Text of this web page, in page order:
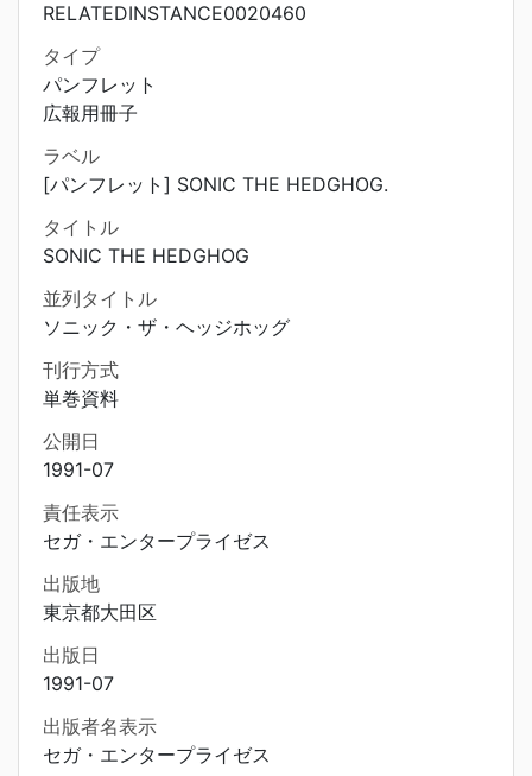
RELATEDINSTANCE0020460
タイプ
パンフレット
広報用冊子
ラベル
[パンフレット] SONIC THE HEDGHOG.
タイトル
SONIC THE HEDGHOG
並列タイトル
ソニック・ザ・ヘッジホッグ
刊行方式
単巻資料
公開日
1991-07
責任表示
セガ・エンタープライゼス
出版地
東京都大田区
出版日
1991-07
出版者名表示
セガ・エンタープライゼス